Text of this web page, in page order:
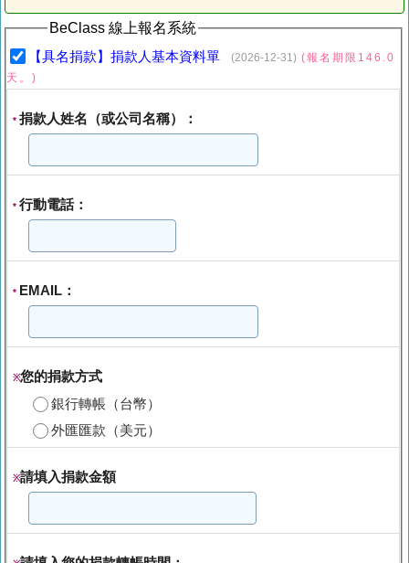
BeClass 線上報名系統
【具名捐款】捐款人基本資料單 (2026-12-31) (報名期限146.0
天。)
* 捐款人姓名（或公司名稱）：
* 行動電話：
* EMAIL：
※您的捐款方式
銀行轉帳（台幣）
外匯匯款（美元）
※請填入捐款金額